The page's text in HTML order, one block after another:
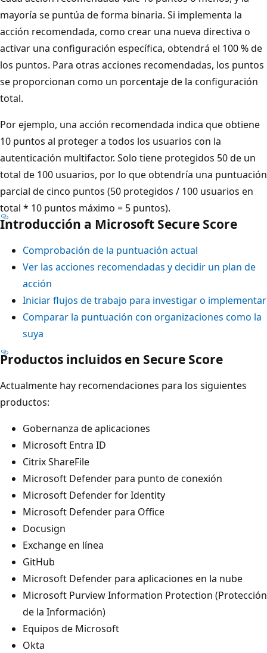
mayoría se puntúa de forma binaria. Si implementa la
acción recomendada, como crear una nueva directiva o
activar una configuración específica, obtendrá el 100 % de
los puntos. Para otras acciones recomendadas, los puntos
se proporcionan como un porcentaje de la configuración
total.
Por ejemplo, una acción recomendada indica que obtiene
10 puntos al proteger a todos los usuarios con la
autenticación multifactor. Solo tiene protegidos 50 de un
total de 100 usuarios, por lo que obtendría una puntuación
parcial de cinco puntos (50 protegidos / 100 usuarios en
total * 10 puntos máximo = 5 puntos).
Introducción a Microsoft Secure Score
Comprobación de la puntuación actual
Ver las acciones recomendadas y decidir un plan de
acción
Iniciar flujos de trabajo para investigar o implementar
Comparar la puntuación con organizaciones como la
suya
Productos incluidos en Secure Score
Actualmente hay recomendaciones para los siguientes
productos:
Gobernanza de aplicaciones
Microsoft Entra ID
Citrix ShareFile
Microsoft Defender para punto de conexión
Microsoft Defender for Identity
Microsoft Defender para Office
Docusign
Exchange en línea
GitHub
Microsoft Defender para aplicaciones en la nube
Microsoft Purview Information Protection (Protección
de la Información)
Equipos de Microsoft
Okta